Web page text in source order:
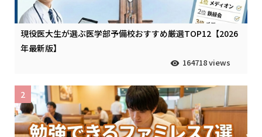
現役医大生が選ぶ医学部予備校おすすめ厳選TOP12【2026
年最新版】
164718 views
2